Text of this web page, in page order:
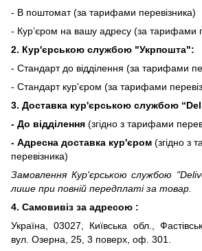
- В поштомат (за тарифами перевізника)
- Кур’єром на вашу адресу (за тарифами
2. Кур'єрською службою "Укрпошта":
- Стандарт до відділення (за тарифами
- Стандарт кур'єром (за тарифами
3. Доставка кур'єрською службою
- До відділення (згідно з тарифами
- Адресна доставка кур'єром (згідно з
перевізника)
Замовлення Кур'єрською службою
лише при повній передплаті за товар.
4. Самовивіз за адресою :
Україна, 03027, Київська обл.,
вул. Озерна, 25, 3 поверх, оф. 301.